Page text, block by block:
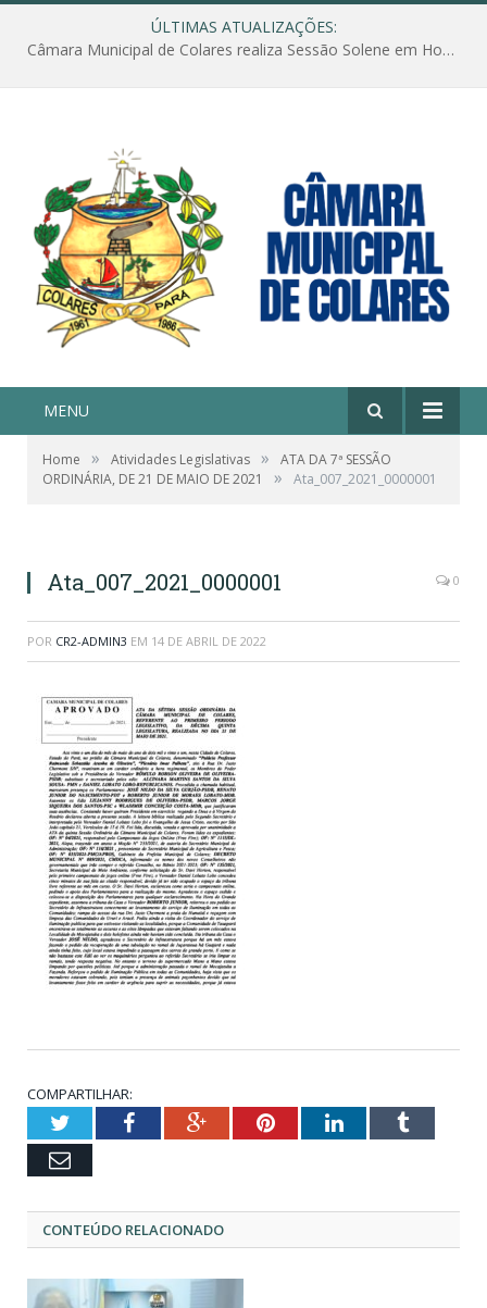
ÚLTIMAS ATUALIZAÇÕES:
Câmara Municipal de Colares realiza Sessão Solene em Homenagem ao Dia das Mães
MENU
Home » Atividades Legislativas »
ATA DA 7ª SESSÃO
ORDINÁRIA, DE 21 DE MAIO DE 2021
» Ata_007_2021_0000001
Ata_007_2021_0000001 0
POR CR2-ADMIN3 EM 14 DE ABRIL DE 2022
COMPARTILHAR:
TwitterFacebookGoogle+PinterestLinkedInTumblr
Email
CONTEÚDO RELACIONADO